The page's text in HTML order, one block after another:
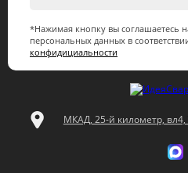
*Нажимая кнопку вы соглашаетесь
персональных данных в
конфидициальности
МКАД, 25-й километр, вл4,